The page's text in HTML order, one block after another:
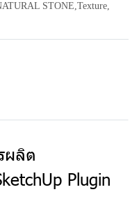
STONE,Texture,
ผลิต
Plugin